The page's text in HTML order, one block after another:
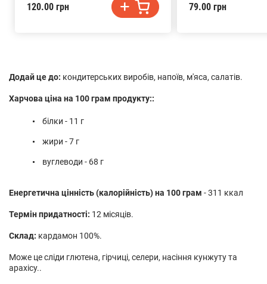
Додай це до: кондитерських виробів, напоїв, м'яса, салатів.
Харчова ціна на 100 грам продукту::
білки - 11 г
жири - 7 г
вуглеводи - 68 г
Енергетична цінність (калорійність) на 100 грам - 311 ккал
Термін придатності: 12 місяців.
Склад: кардамон 100%.
Може це сліди глютена, гірчиці, селери, насіння кунжуту та
арахісу..
120.00 грн 79.00 грн